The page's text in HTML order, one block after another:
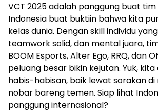
VCT 2025 adalah panggung buat
Indonesia buat buktiin bahwa kita
kelas dunia. Dengan skill individu
teamwork solid, dan mental juara,
BOOM Esports, Alter Ego, RRQ, dan
peluang besar bikin kejutan. Yuk,
habis-habisan, baik lewat sorakan
nobar bareng temen. Siap lihat
panggung internasional?